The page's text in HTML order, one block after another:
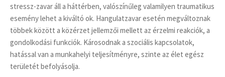
stressz-zavar áll a háttérben, valószínűleg valamilyen traumatikus
esemény lehet a kiváltó ok. Hangulatzavar esetén megváltoznak
többek között a közérzet jellemzői mellett az érzelmi reakciók, a
gondolkodási funkciók. Károsodnak a szociális kapcsolatok,
hatással van a munkahelyi teljesítményre, szinte az élet egész
területét befolyásolja.